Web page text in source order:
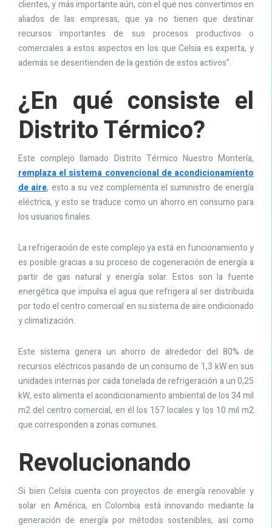
clientes, y más importante aún, con el que nos convertimos en
aliados de las empresas, que ya no tienen que destinar
recursos importantes de sus procesos productivos o
comerciales a estos aspectos en los que Celsia es experta, y
además se desentienden de la gestión de estos activos”.
¿En qué consiste el
Distrito Térmico?
Este complejo llamado Distrito Térmico Nuestro Montería,
remplaza el sistema convencional de acondicionamiento
de aire, esto a su vez complementa el suministro de energía
eléctrica, y esto se traduce como un ahorro en consumo para
los usuarios finales.
La refrigeración de este complejo ya está en funcionamiento y
es posible gracias a su proceso de cogeneración de energía a
partir de gas natural y energía solar. Estos son la fuente
energética que impulsa el agua que refrigera al ser distribuida
por todo el centro comercial en su sistema de aire ondicionado
y climatización.
Este sistema genera un ahorro de alrededor del 80% de
recursos eléctricos pasando de un consumo de 1,3 kW en sus
unidades internas por cada tonelada de refrigeración a un 0,25
kW, esto alimenta el acondicionamiento ambiental de los 34 mil
m2 del centro comercial, en él los 157 locales y los 10 mil m2
que corresponden a zonas comunes.
Revolucionando
Si bien Celsia cuenta con proyectos de energía renovable y
solar en América, en Colombia está innovando mediante la
generación de energía por métodos sostenibles, así como